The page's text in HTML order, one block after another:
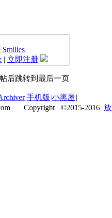
Smilies
| 立即注册
后跳转到最后一页
|手机版 |小黑屋|
Copyright ©2015-2016